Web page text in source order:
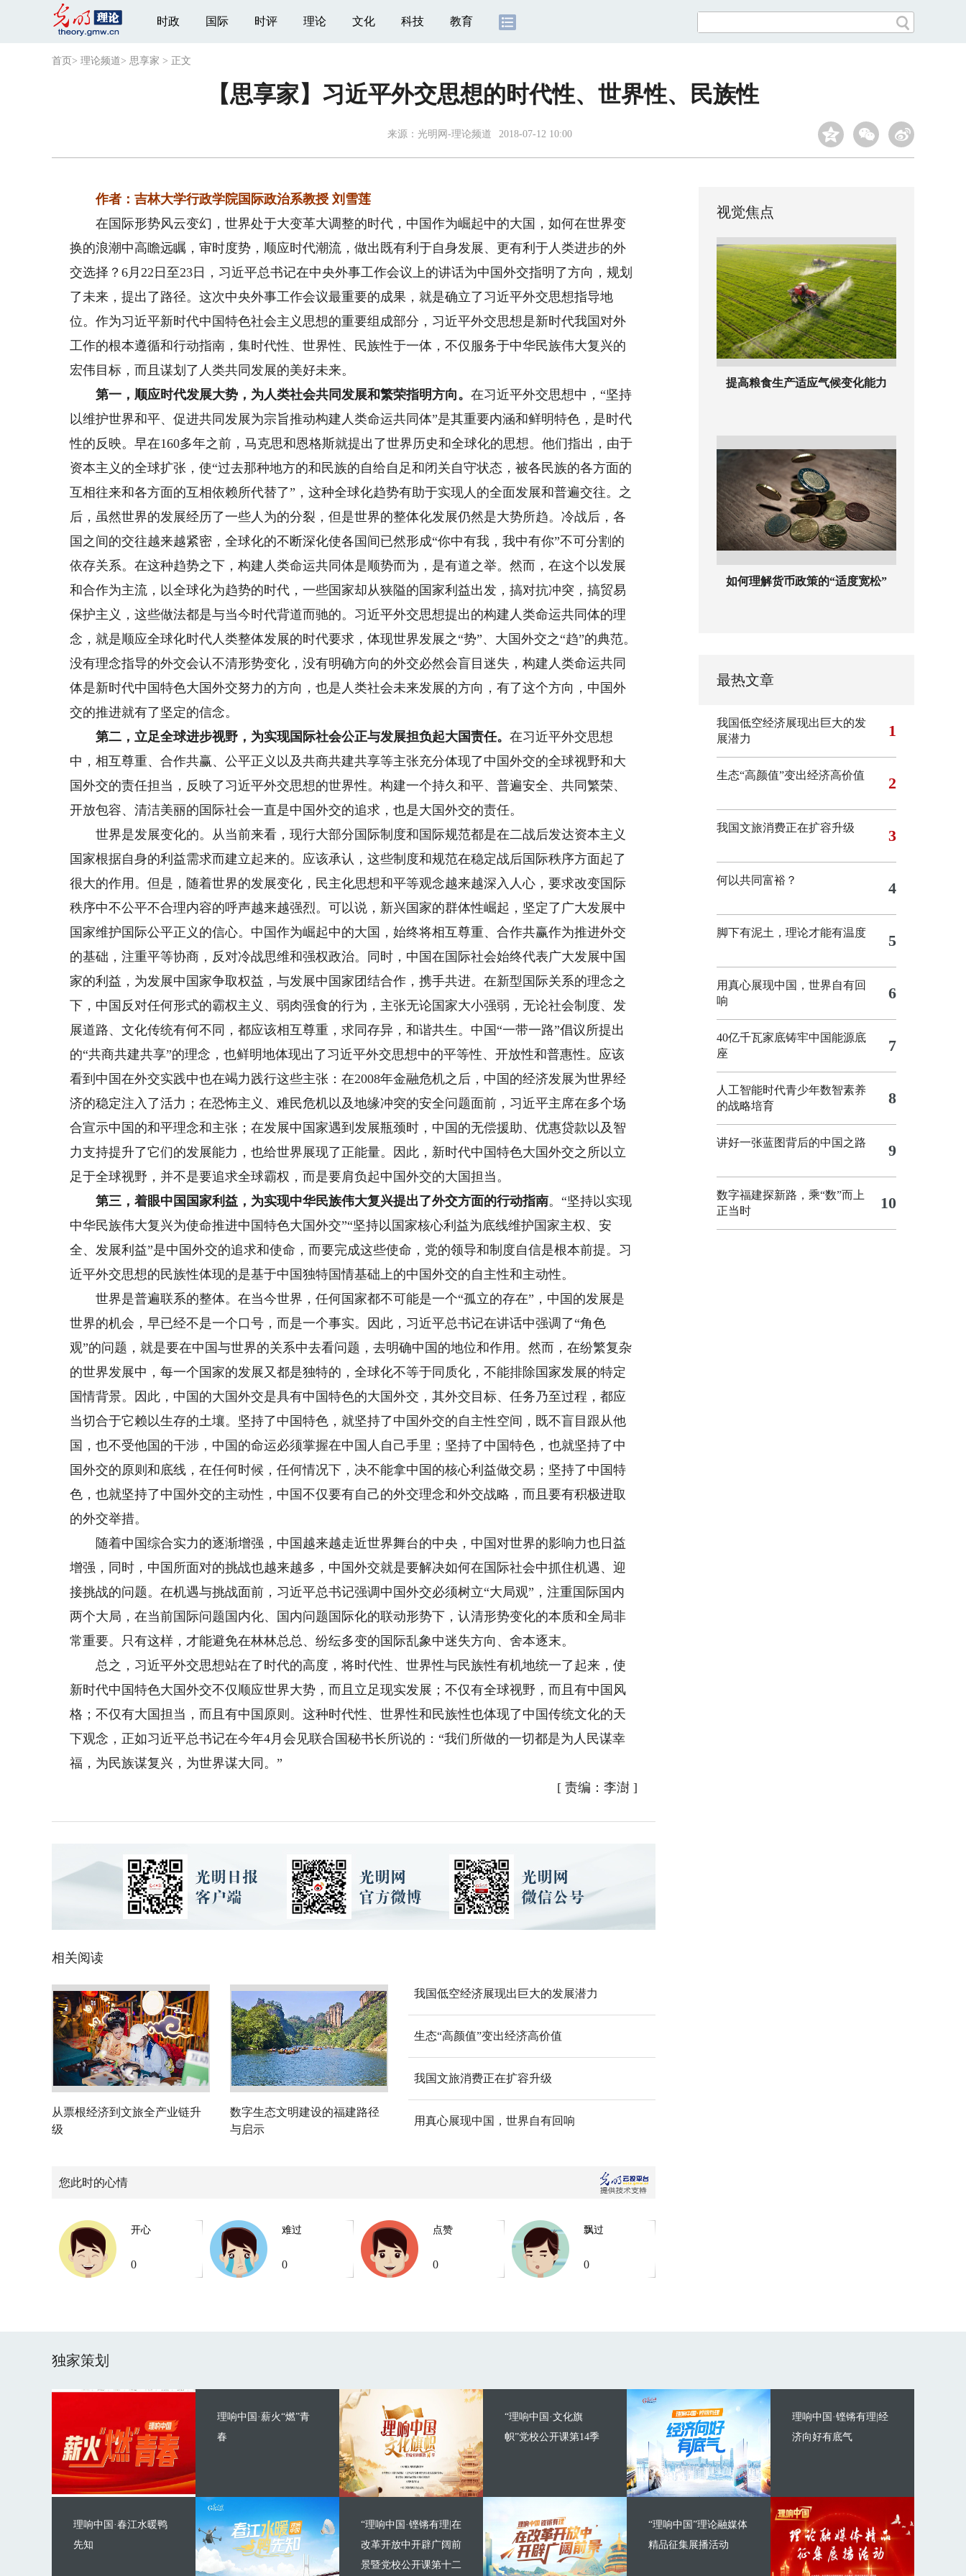
时政 国际 时评 理论 文化 科技 教育
首页 > 理论频道> 思享家 > 正文
【思享家】习近平外交思想的时代性、世界性、民族性
来源： 光明网-理论频道 2018-07-12 10:00
作者：吉林大学行政学院国际政治系教授 刘雪莲
在国际形势风云变幻，世界处于大变革大调整的时代，中国作为崛起中的大国，如何在世界变
换的浪潮中高瞻远瞩，审时度势，顺应时代潮流，做出既有利于自身发展、更有利于人类进步的外
交选择？6月22日至23日，习近平总书记在中央外事工作会议上的讲话为中国外交指明了方向，规划
了未来，提出了路径。这次中央外事工作会议最重要的成果，就是确立了习近平外交思想指导地
位。作为习近平新时代中国特色社会主义思想的重要组成部分，习近平外交思想是新时代我国对外
工作的根本遵循和行动指南，集时代性、世界性、民族性于一体，不仅服务于中华民族伟大复兴的
宏伟目标，而且谋划了人类共同发展的美好未来。
第一，顺应时代发展大势，为人类社会共同发展和繁荣指明方向。在习近平外交思想中，“坚持
以维护世界和平、促进共同发展为宗旨推动构建人类命运共同体”是其重要内涵和鲜明特色，是时代
性的反映。早在160多年之前，马克思和恩格斯就提出了世界历史和全球化的思想。他们指出，由于
资本主义的全球扩张，使“过去那种地方的和民族的自给自足和闭关自守状态，被各民族的各方面的
互相往来和各方面的互相依赖所代替了”，这种全球化趋势有助于实现人的全面发展和普遍交往。之
后，虽然世界的发展经历了一些人为的分裂，但是世界的整体化发展仍然是大势所趋。冷战后，各
国之间的交往越来越紧密，全球化的不断深化使各国间已然形成“你中有我，我中有你”不可分割的
依存关系。在这种趋势之下，构建人类命运共同体是顺势而为，是有道之举。然而，在这个以发展
和合作为主流，以全球化为趋势的时代，一些国家却从狭隘的国家利益出发，搞对抗冲突，搞贸易
保护主义，这些做法都是与当今时代背道而驰的。习近平外交思想提出的构建人类命运共同体的理
念，就是顺应全球化时代人类整体发展的时代要求，体现世界发展之“势”、大国外交之“趋”的典范。
没有理念指导的外交会认不清形势变化，没有明确方向的外交必然会盲目迷失，构建人类命运共同
体是新时代中国特色大国外交努力的方向，也是人类社会未来发展的方向，有了这个方向，中国外
交的推进就有了坚定的信念。
第二，立足全球进步视野，为实现国际社会公正与发展担负起大国责任。在习近平外交思想
中，相互尊重、合作共赢、公平正义以及共商共建共享等主张充分体现了中国外交的全球视野和大
国外交的责任担当，反映了习近平外交思想的世界性。构建一个持久和平、普遍安全、共同繁荣、
开放包容、清洁美丽的国际社会一直是中国外交的追求，也是大国外交的责任。
世界是发展变化的。从当前来看，现行大部分国际制度和国际规范都是在二战后发达资本主义
国家根据自身的利益需求而建立起来的。应该承认，这些制度和规范在稳定战后国际秩序方面起了
很大的作用。但是，随着世界的发展变化，民主化思想和平等观念越来越深入人心，要求改变国际
秩序中不公平不合理内容的呼声越来越强烈。可以说，新兴国家的群体性崛起，坚定了广大发展中
国家维护国际公平正义的信心。中国作为崛起中的大国，始终将相互尊重、合作共赢作为推进外交
的基础，注重平等协商，反对冷战思维和强权政治。同时，中国在国际社会始终代表广大发展中国
家的利益，为发展中国家争取权益，与发展中国家团结合作，携手共进。在新型国际关系的理念之
下，中国反对任何形式的霸权主义、弱肉强食的行为，主张无论国家大小强弱，无论社会制度、发
展道路、文化传统有何不同，都应该相互尊重，求同存异，和谐共生。中国“一带一路”倡议所提出
的“共商共建共享”的理念，也鲜明地体现出了习近平外交思想中的平等性、开放性和普惠性。应该
看到中国在外交实践中也在竭力践行这些主张：在2008年金融危机之后，中国的经济发展为世界经
济的稳定注入了活力；在恐怖主义、难民危机以及地缘冲突的安全问题面前，习近平主席在多个场
合宣示中国的和平理念和主张；在发展中国家遇到发展瓶颈时，中国的无偿援助、优惠贷款以及智
力支持提升了它们的发展能力，也给世界展现了正能量。因此，新时代中国特色大国外交之所以立
足于全球视野，并不是要追求全球霸权，而是要肩负起中国外交的大国担当。
第三，着眼中国国家利益，为实现中华民族伟大复兴提出了外交方面的行动指南。“坚持以实现
中华民族伟大复兴为使命推进中国特色大国外交”“坚持以国家核心利益为底线维护国家主权、安
全、发展利益”是中国外交的追求和使命，而要完成这些使命，党的领导和制度自信是根本前提。习
近平外交思想的民族性体现的是基于中国独特国情基础上的中国外交的自主性和主动性。
世界是普遍联系的整体。在当今世界，任何国家都不可能是一个“孤立的存在”，中国的发展是
世界的机会，早已经不是一个口号，而是一个事实。因此，习近平总书记在讲话中强调了“角色
观”的问题，就是要在中国与世界的关系中去看问题，去明确中国的地位和作用。然而，在纷繁复杂
的世界发展中，每一个国家的发展又都是独特的，全球化不等于同质化，不能排除国家发展的特定
国情背景。因此，中国的大国外交是具有中国特色的大国外交，其外交目标、任务乃至过程，都应
当切合于它赖以生存的土壤。坚持了中国特色，就坚持了中国外交的自主性空间，既不盲目跟从他
国，也不受他国的干涉，中国的命运必须掌握在中国人自己手里；坚持了中国特色，也就坚持了中
国外交的原则和底线，在任何时候，任何情况下，决不能拿中国的核心利益做交易；坚持了中国特
色，也就坚持了中国外交的主动性，中国不仅要有自己的外交理念和外交战略，而且要有积极进取
的外交举措。
随着中国综合实力的逐渐增强，中国越来越走近世界舞台的中央，中国对世界的影响力也日益
增强，同时，中国所面对的挑战也越来越多，中国外交就是要解决如何在国际社会中抓住机遇、迎
接挑战的问题。在机遇与挑战面前，习近平总书记强调中国外交必须树立“大局观”，注重国际国内
两个大局，在当前国际问题国内化、国内问题国际化的联动形势下，认清形势变化的本质和全局非
常重要。只有这样，才能避免在林林总总、纷纭多变的国际乱象中迷失方向、舍本逐末。
总之，习近平外交思想站在了时代的高度，将时代性、世界性与民族性有机地统一了起来，使
新时代中国特色大国外交不仅顺应世界大势，而且立足现实发展；不仅有全球视野，而且有中国风
格；不仅有大国担当，而且有中国原则。这种时代性、世界性和民族性也体现了中国传统文化的天
下观念，正如习近平总书记在今年4月会见联合国秘书长所说的：“我们所做的一切都是为人民谋幸
福，为民族谋复兴，为世界谋大同。”
[ 责编：李澍]
相关阅读
从票根经济到文旅全产业链升
级
数字生态文明建设的福建路径
与启示
我国低空经济展现出巨大的发展潜力
生态“高颜值”变出经济高价值
我国文旅消费正在扩容升级
用真心展现中国，世界自有回响
您此时的心情
开心
0
难过
0
点赞
0
飘过
0
视觉焦点
提高粮食生产适应气候变化能力
如何理解货币政策的“适度宽松”
最热文章
我国低空经济展现出巨大的发
展潜力
1
生态“高颜值”变出经济高价值 2
我国文旅消费正在扩容升级 3
何以共同富裕？ 4
脚下有泥土，理论才能有温度 5
用真心展现中国，世界自有回
响
6
40亿千瓦家底铸牢中国能源底
座
7
人工智能时代青少年数智素养
的战略培育
8
讲好一张蓝图背后的中国之路 9
数字福建探新路，乘“数”而上
正当时
10
独家策划
理响中国·薪火“燃”青
春
理响中国·春江水暖鸭
先知
“理响中国·文化旗
帜”党校公开课第14季
“理响中国·铿锵有理|在
改革开放中开辟广阔前
景暨党校公开课第十二
理响中国·铿锵有理|经
济向好有底气
“理响中国”理论融媒体
精品征集展播活动